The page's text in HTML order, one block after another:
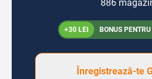
886
+30 LEI BONUS
Înregistrează-te